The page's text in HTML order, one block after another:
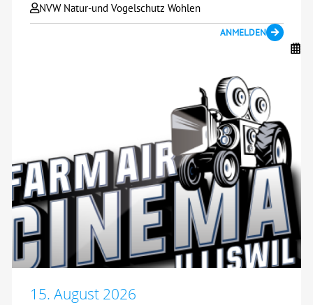
NVW Natur-und Vogelschutz Wohlen
ANMELDEN
15. August 2026